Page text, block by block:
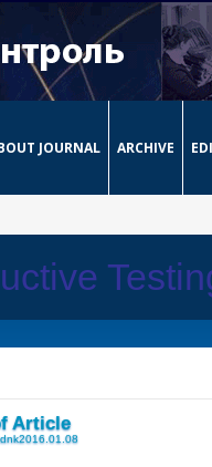
JOURNAL ARCHIVE
Article